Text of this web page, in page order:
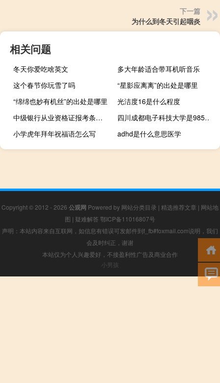
下一篇
为什么到冬天引起咽炎
相关问题
冬天你爱吃啥英文
多大年龄适合带耳机听音乐
这个春节你玩雪了吗
“星影应离离”的出处是哪里
“绵绵也妙有机丝”的出处是哪里
光洁度16是什么程度
中级银行从业资格证报考条件是怎样的
四川成都电子科技大学是985还是211
小学虎年拜年祝福语怎么写
adhd是什么意思医学
Copyright © 2012 - 2026 公观网 Powered by 网站分类目录 | 精选推荐文章 | 网站地
图 | 疑难解答 鄂ICP备11016807号
声明：本站内容来自互联网，如信息有错误可发邮件到f_fb#foxmail.com说明，我们
会及时纠正，谢谢
本站仅为个人兴趣爱好，不接盈利性广告及商业合作
小男孩